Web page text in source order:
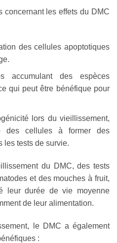
concernant les effets du DMC
des cellules apoptotiques
accumulant des espèces
qui peut être bénéfique pour
lors du vieillissement,
des cellules à former des
les tests de survie.
du DMC, des tests
et des mouches à fruit,
leur durée de vie moyenne
de leur alimentation.
le DMC a également
: